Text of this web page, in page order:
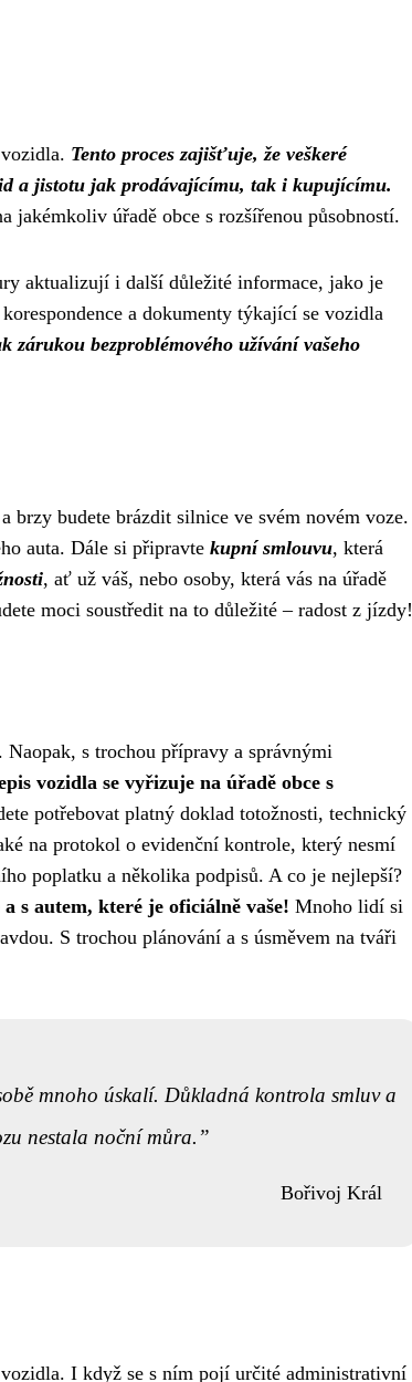
Tento proces zajišťuje, že veškeré
a jistotu jak prodávajícímu, tak i kupujícímu.
jakémkoliv úřadě obce s rozšířenou působností.
aktualizují i ​​další důležité informace, jako je
a dokumenty týkající se vozidla
zárukou bezproblémového užívání vašeho
brzy budete brázdit silnice ve svém novém voze.
auta. Dále si připravte kupní smlouvu, která
, ať už váš, nebo osoby, která vás na úřadě
moci soustředit na to důležité – radost z jízdy!
s trochou přípravy a správnými
vozidla se vyřizuje na úřadě obce s
potřebovat platný doklad totožnosti, technický
na protokol o evidenční kontrole, který nesmí
poplatku a několika podpisů. A co je nejlepší?
s autem, které je oficiálně vaše! Mnoho lidí si
S trochou plánování a s úsměvem na tváři
mnoho úskalí. Důkladná kontrola smluv a
nestala noční můra.
Bořivoj Král
I když se s ním pojí určité administrativní